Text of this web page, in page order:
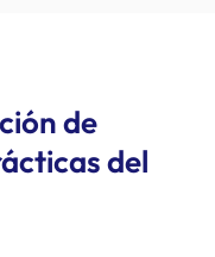
de
del